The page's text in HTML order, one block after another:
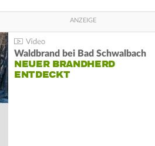
Waldbrand bei Bad Schwalbach
NEUER BRANDHERD
ENTDECKT